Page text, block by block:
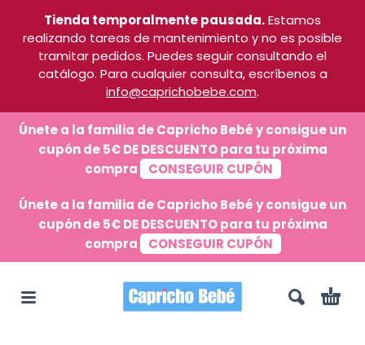
Tienda temporalmente pausada.Estamos
realizando tareas de mantenimiento y no es posible
tramitar pedidos. Puedes seguir consultando el
catálogo. Para cualquier consulta, escríbenos a
info@caprichobebe.com.
Únete a la familia de Capricho Bebé y consigue un
cupón de 5€ DE DESCUENTO para tu próxima
compra
CONSEGUIR CUPÓN
Únete a la familia de Capricho Bebé y consigue un
cupón de 5€ DE DESCUENTO para tu próxima
compra
CONSEGUIR CUPÓN